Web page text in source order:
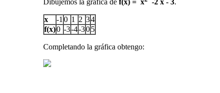
Dibujemos la gráfica de f(x) = x -2 x - 3.
x -1 0 1 2 34
f(x)0 -3-4-305
Completando la gráfica obtengo: